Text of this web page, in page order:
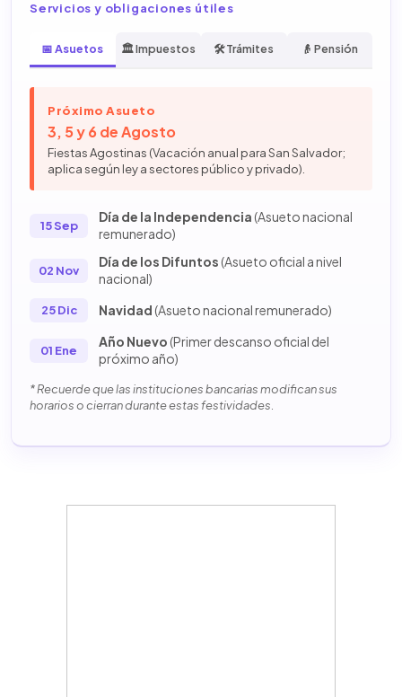
Servicios y obligaciones útiles
📅 Asuetos 🏛️ Impuestos 🛠️ Trámites 👴 Pensión
Próximo Asueto
3, 5 y 6 de Agosto
Fiestas Agostinas (Vacación anual para San Salvador;
aplica según ley a sectores público y privado).
15 Sep
Día de la Independencia(Asueto nacional
remunerado)
02 Nov
Día de los Difuntos(Asueto oficial a nivel
nacional)
25 Dic Navidad(Asueto nacional remunerado)
01 Ene
Año Nuevo(Primer descanso oficial del
próximo año)
* Recuerde que las instituciones bancarias modifican sus
horarios o cierran durante estas festividades.